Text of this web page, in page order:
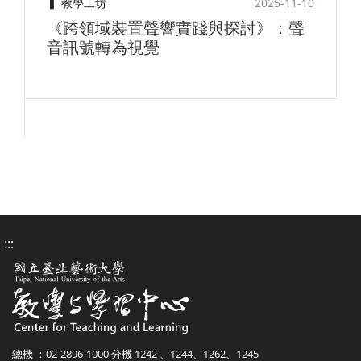
教學工坊
《跨領域裝置聲響實踐與探討》：聲
音訊號轉為視覺
:::
總機 ：02-2896-1000 分機 1242 、1244、1262、1245